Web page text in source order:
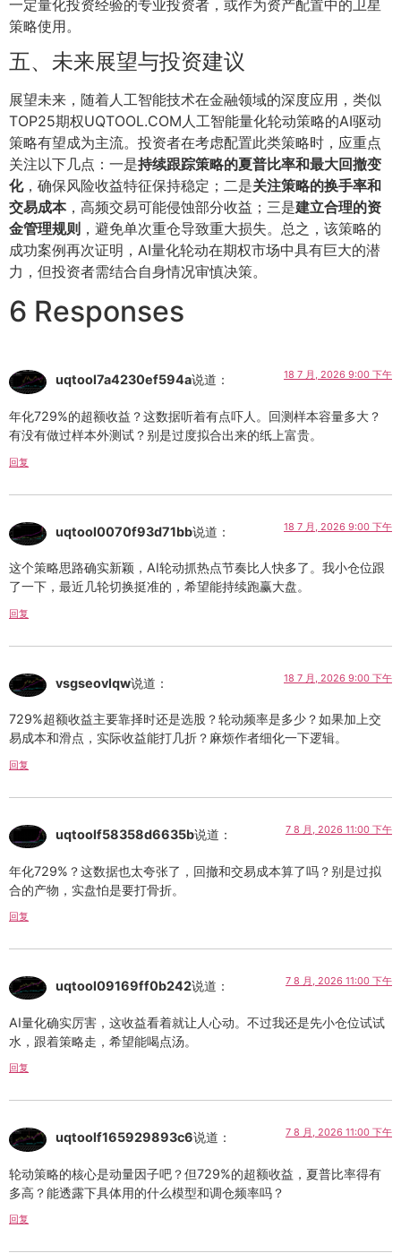
一定量化投资经验的专业投资者，或作为资产配置中的卫星
策略使用。
五、未来展望与投资建议
展望未来，随着人工智能技术在金融领域的深度应用，类似
TOP25期权UQTOOL.COM人工智能量化轮动策略的AI驱动
策略有望成为主流。投资者在考虑配置此类策略时，应重点
关注以下几点：一是持续跟踪策略的夏普比率和最大回撤变
化，确保风险收益特征保持稳定；二是关注策略的换手率和
交易成本，高频交易可能侵蚀部分收益；三是建立合理的资
金管理规则 ，避免单次重仓导致重大损失。总之，该策略的
成功案例再次证明，AI量化轮动在期权市场中具有巨大的潜
力，但投资者需结合自身情况审慎决策。
6 Responses
uqtool7a4230ef594a说道： 18 7 月, 2026 9:00 下午
年化729%的超额收益？这数据听着有点吓人。回测样本容量多大？
有没有做过样本外测试？别是过度拟合出来的纸上富贵。
回复
uqtool0070f93d71bb说道： 18 7 月, 2026 9:00 下午
这个策略思路确实新颖，AI轮动抓热点节奏比人快多了。我小仓位跟
了一下，最近几轮切换挺准的，希望能持续跑赢大盘。
回复
vsgseovlqw说道： 18 7 月, 2026 9:00 下午
729%超额收益主要靠择时还是选股？轮动频率是多少？如果加上交
易成本和滑点，实际收益能打几折？麻烦作者细化一下逻辑。
回复
uqtoolf58358d6635b说道： 7 8 月, 2026 11:00 下午
年化729%？这数据也太夸张了，回撤和交易成本算了吗？别是过拟
合的产物，实盘怕是要打骨折。
回复
uqtool09169ff0b242说道： 7 8 月, 2026 11:00 下午
AI量化确实厉害，这收益看着就让人心动。不过我还是先小仓位试试
水，跟着策略走，希望能喝点汤。
回复
uqtoolf165929893c6说道： 7 8 月, 2026 11:00 下午
轮动策略的核心是动量因子吧？但729%的超额收益，夏普比率得有
多高？能透露下具体用的什么模型和调仓频率吗？
回复